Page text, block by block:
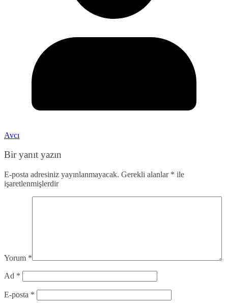
Avcı
Bir yanıt yazın
E-posta adresiniz yayınlanmayacak. Gerekli alanlar * ile
işaretlenmişlerdir
Yorum *
Ad *
E-posta *